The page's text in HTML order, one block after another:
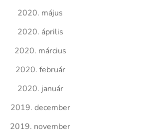
2020. május
2020. április
2020. március
2020. február
2020. január
2019. december
2019. november